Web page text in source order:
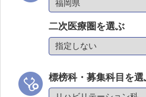
二次医療圏を選ぶ
標榜科・募集科目を選